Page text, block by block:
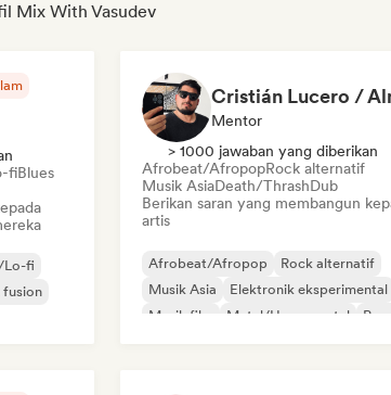
Mix With Vasudev
fiBlues
Lo-fi
fusion
Mentor
> 1000 jawaban yang diberikan
Afrobeat/AfropopRock alternatif
Musik AsiaDeath/ThrashDub
Berikan saran yang membangun
artis
Afrobeat/Afropop
Rock alternatif
Musik Asia
Elektronik eksperimental
Musik film
Metal/Heavy metal
Pop